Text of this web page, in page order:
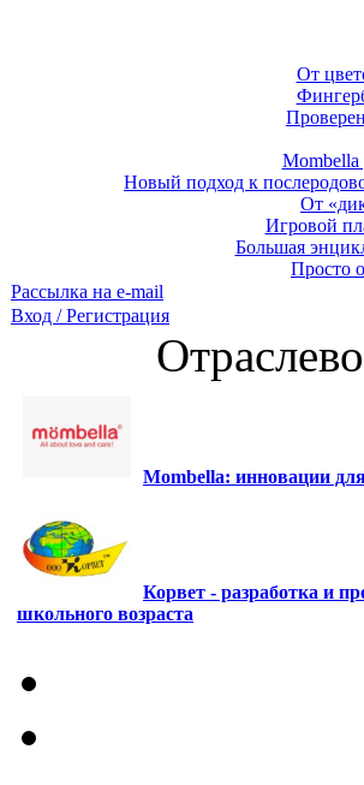
От
Mombella
Новый подход к
От
Игровой
Большая
Просто
Рассылка на e-mail
Вход / Регистрация
Mombella: инновации
Корвет - разработка и
школьного возраста